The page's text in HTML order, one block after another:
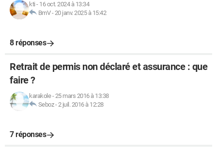
kti - 16 oct. 2024 à 13:34
BmV-20 janv. 2025 à 15:42
8 réponses
Retrait de permis non déclaré et assurance : que
faire ?
karakole-25 mars 2016 à 13:38
Seboz-2 juil. 2016 à 12:28
7 réponses